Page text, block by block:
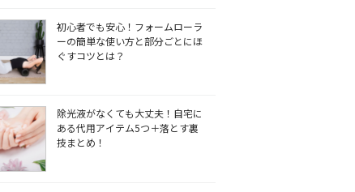
初心者でも安心！フォームローラ
ーの簡単な使い方と部分ごとにほ
ぐすコツとは？
除光液がなくても大丈夫！自宅に
ある代用アイテム5つ＋落とす裏
技まとめ！